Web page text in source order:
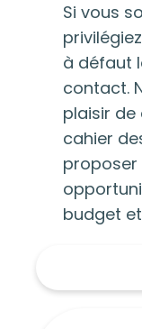
Si vous
à défaut
contact.
plaisir
cahier
proposer
budget